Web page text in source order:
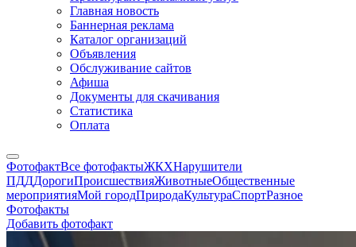
Главная новость
Баннерная реклама
Каталог организаций
Объявления
Обслуживание сайтов
Афиша
Документы для скачивания
Статистика
Оплата
ФотофактВсе фотофактыЖКХНарушители
ПДДДорогиПроисшествияЖивотныеОбщественные
мероприятияМой городПриродаКультураСпортРазное
Фотофакты
Добавить фотофакт